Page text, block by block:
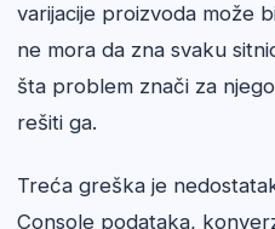
varijacije proizvoda može
ne mora da zna svaku
šta problem znači za
rešiti ga.
Treća greška je
Console podataka,